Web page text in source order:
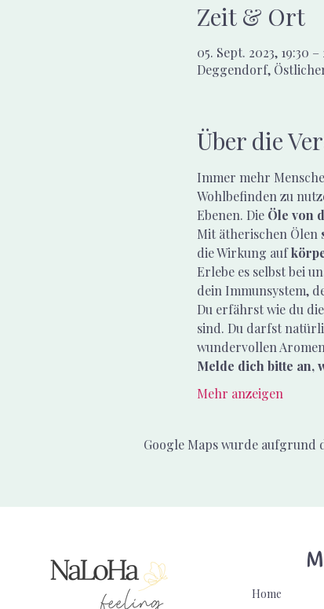
Zeit & Ort
05. Sept. 2023, 19:30 –
Deggendorf,
Über die
Immer mehr
Wohlbefinden zu
Ebenen. Die Öle von
Mit ätherischen Ölen
die Wirkung auf
Erlebe es selbst bei
dein Immunsystem,
Du erfährst wie du
sind. Du darfst
wundervollen
Melde dich bitte an,
Mehr anzeigen
Google Maps wurde
Home